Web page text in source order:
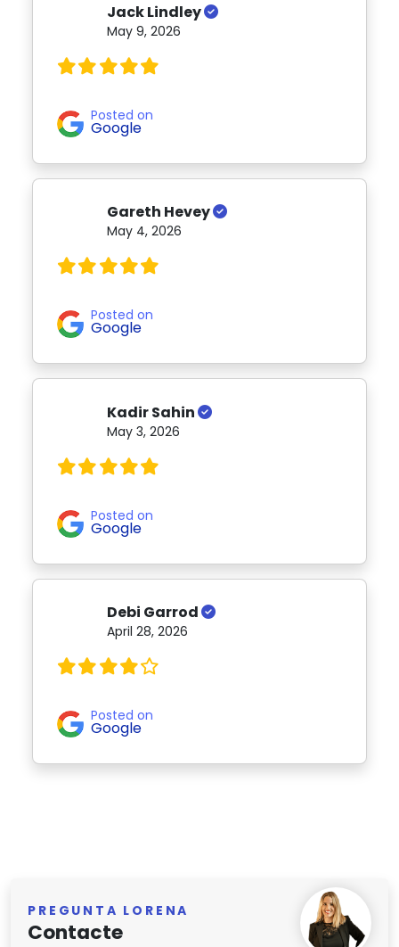
Jack Lindley
May 9, 2026
Posted on
Google
Gareth Hevey
May 4, 2026
Posted on
Google
Kadir Sahin
May 3, 2026
Posted on
Google
Debi Garrod
April 28, 2026
Posted on
Google
PREGUNTA LORENA
Contacte